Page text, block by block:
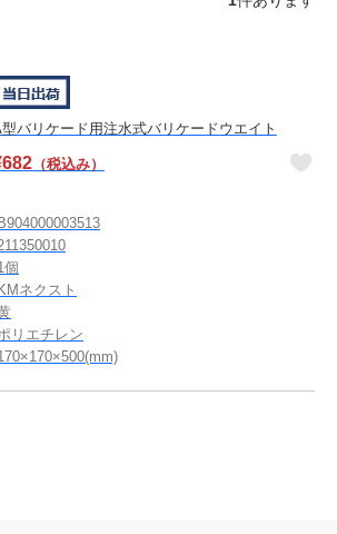
バリケード用注水式バリケードウエイト
682 （税込み）
B904000003513
個
KMネクスト
リエチレン